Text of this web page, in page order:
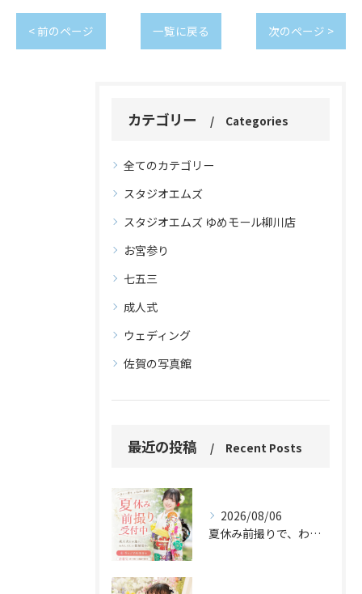
< 前のページ 一覧に戻る 次のページ >
カテゴリー Categories
全てのカテゴリー
スタジオエムズ
スタジオエムズ ゆめモール柳川店
お宮参り
七五三
成人式
ウェディング
佐賀の写真館
最近の投稿 Recent Posts
2026/08/06
夏休み前撮りで、わたしらしい振袖姿を。